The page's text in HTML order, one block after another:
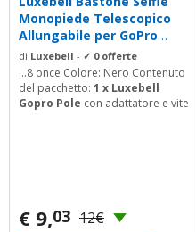
Monopiede Telescopico
Allungabile per GoPro
Hero 5...
di Luxebell - ✓ 0 offerte
...8 once Colore: Nero Contenuto
del pacchetto: 1 x Luxebell
Gopro Pole con adattatore e vite
€ 9,03 12€